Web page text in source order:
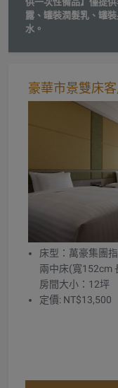
露、罐裝潤髮乳、罐
水。
豪華市景雙床
床型：萬豪集團
兩中床(寬152cm
房間大小：12坪
定價: NT$13,500